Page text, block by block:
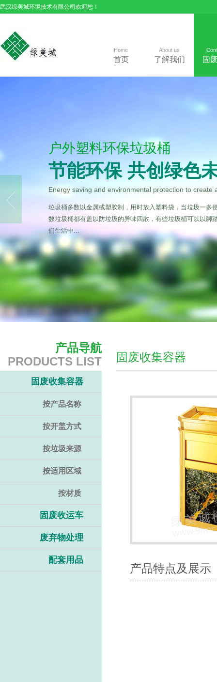
武汉绿美城环境技术有限公司欢迎您！
Home
首页
About us
了解我们 固
户外塑料环保垃圾桶
节能环保 共创绿色
Energy saving and environmental protection to create
垃圾桶多数以金属或塑胶制，用时放入塑料袋，当垃圾一多
数垃圾桶都有盖以防垃圾的异味四散，有些垃圾桶可以以脚
们生活中...
产品导航
PRODUCTS LIST
固废收集容器
按产品名称
按开盖方式
按垃圾来源
按适用区域
按材质
固废收运车
废弃物处理
配套用品
固废收集容器
产品特点及展示